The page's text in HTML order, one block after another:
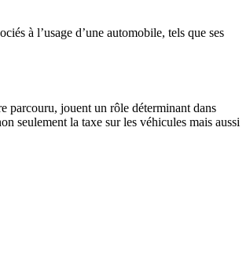
à l’usage d’une automobile, tels que ses
parcouru, jouent un rôle déterminant dans
seulement la taxe sur les véhicules mais aussi